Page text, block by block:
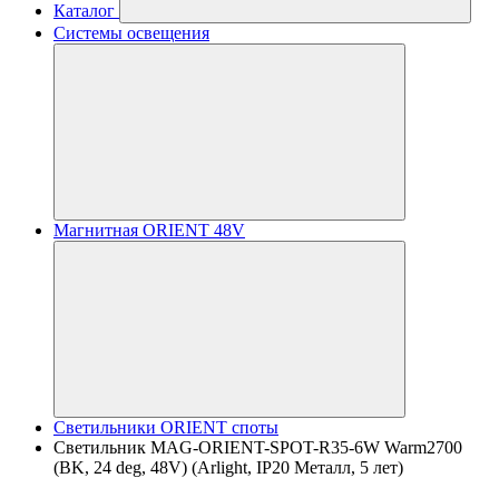
Каталог
Системы освещения
Магнитная ORIENT 48V
Светильники ORIENT споты
Светильник MAG-ORIENT-SPOT-R35-6W Warm2700
(BK, 24 deg, 48V) (Arlight, IP20 Металл, 5 лет)